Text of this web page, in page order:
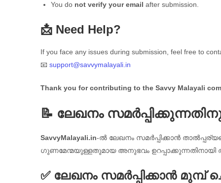
You do not verify your email after submission.
📩 Need Help?
If you face any issues during submission, feel free to
📧 support@savvymalayali.in
Thank you for contributing to the Savvy Malayali
📝 ലേഖനം
SavvyMalayali.in-ൽ ലേഖനം സമർപ്പിക്കാൻ
ഗുണമേന്മയുള്ളതുമായ അനുഭവം ഉറപ്പാക്കുന്നതിനായി
✅ ലേഖനം സമർപ്പിക്കാൻ